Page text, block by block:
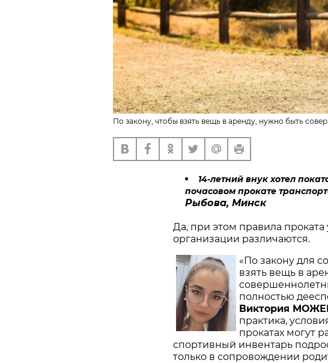
По закону, чтобы взять вещь в аренду, нужно быть
14-летний внук хотел
почасовом прокате
Рыбова, Минск
Да, при этом правила
организации различаются.
«По закону для
взять вещь в
полностью
Виктория
практика,
прокатах могут
спортивный инвентарь
только в сопровождении